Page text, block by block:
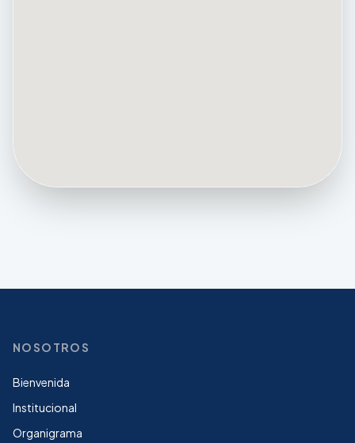
NOSOTROS
Bienvenida
Institucional
Organigrama